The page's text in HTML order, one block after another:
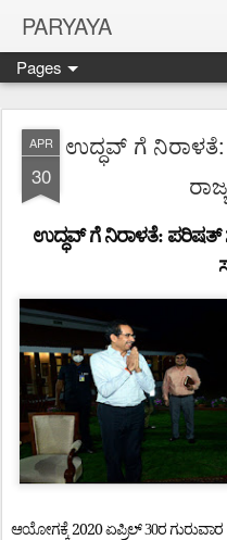
PARYAYA
Pages
APR
30
ಉದ್ಧವ್ ಗೆ
ಉದ್ಧವ್ ಗೆ ನಿರಾಳತೆ: ಪರಿಷತ್
ಆಯೋಗಕ್ಕೆ 2020ಏಪ್ರಿಲ್ 30ರ ಗುರುವಾರ